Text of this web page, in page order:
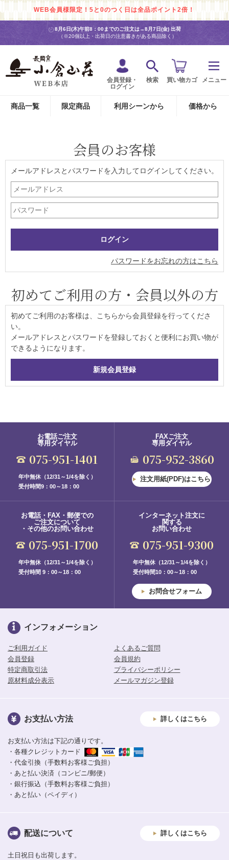
WEB会員様限定！5と0のつく日は全品ポイント2倍！
8月6日(木)午前8：00までのご注文は→8月7日(金) 出荷
（※20個以上・出荷日の注意書きがある商品除く）
会員登録・
ログイン
検索 買い物カゴ メニュー
商品一覧 限定商品 利用シーンから 価格から
会員のお客様
メールアドレスとパスワードを入力してログインしてください。
パスワードをお忘れの方はこちら
初めてご利用の方・会員以外の方
初めてご利用のお客様は、こちらから会員登録を行ってくださ
い。
メールアドレスとパスワードを登録しておくと便利にお買い物が
できるようになります。
お電話ご注文
専用ダイヤル
075-951-1401
年中無休（12/31～1/4を除く）
受付時間9：00～18：00
FAXご注文
専用ダイヤル
075-952-3860
注文用紙(PDF)はこちら
お電話・FAX・郵便での
ご注文について
・その他のお問い合わせ
075-951-1700
年中無休（12/31～1/4を除く）
受付時間 9：00～18：00
インターネット注文に
関する
お問い合わせ
075-951-9300
年中無休（12/31～1/4を除く）
受付時間10：00～18：00
お問合せフォーム
インフォメーション
ご利用ガイド
よくあるご質問
会員登録
会員規約
特定商取引法
プライバシーポリシー
原材料成分表示
メールマガジン登録
お支払い方法 詳しくはこちら
お支払い方法は下記の通りです。
・各種クレジットカード
・代金引換（手数料お客様ご負担）
・あと払い決済（コンビニ/郵便）
・銀行振込（手数料お客様ご負担）
・あと払い（ペイディ）
配送について 詳しくはこちら
土日祝日も出荷します。